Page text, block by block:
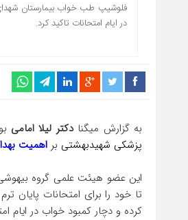
فلوشیپ طب خواب بیمارستان
در ایام امتحانات تاکید کرد.
به گزارش میگنادکتر لیلا امامی
پزشکی شهیدبهشتی بر اهمیت
این عضو هیئت علمی گروه
تا خود را برای امتحانات پایان
کرده و دچار کمبود خواب در ایام